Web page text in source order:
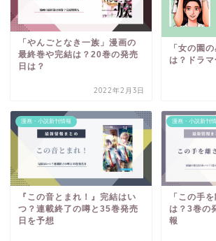
「やんごとなき一族」漫画の
最終巻や完結は？20巻の発売
日は？
2022年2月3日
「女の園
は？ドラ
漫画・小説新刊情報
『この音とまれ！』完結はい
つ？連載終了の噂と35巻発売
日を予想
漫画・小説新刊
「この手
は？3巻の
報